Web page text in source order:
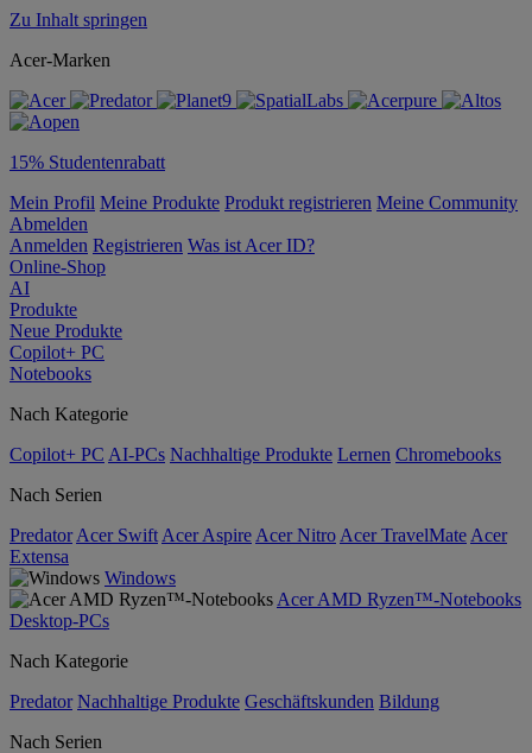
Zu Inhalt springen
Acer-Marken
15% Studentenrabatt
Mein Profil Meine Produkte Produkt registrieren Meine Community
Abmelden
Anmelden Registrieren Was ist Acer ID?
Online-Shop
AI
Produkte
Neue Produkte
Copilot+ PC
Notebooks
Nach Kategorie
Copilot+ PC AI-PCs Nachhaltige Produkte Lernen Chromebooks
Nach Serien
Predator Acer Swift Acer Aspire Acer Nitro Acer TravelMate Acer
Extensa
Windows
Acer AMD Ryzen™-Notebooks
Desktop-PCs
Nach Kategorie
Predator Nachhaltige Produkte Geschäftskunden Bildung
Nach Serien